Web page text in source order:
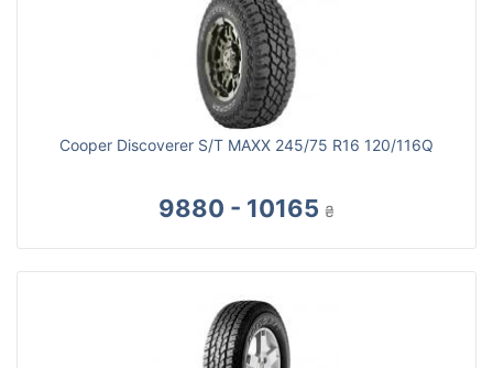
Cooper Discoverer S/T MAXX 245/75 R16 120/116Q
9880 - 10165 ₴